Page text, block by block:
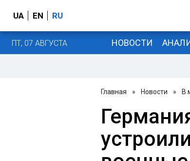
UA EN RU
ПТ, 07 АВГУСТА НОВОСТИ
Главная » Новости » В